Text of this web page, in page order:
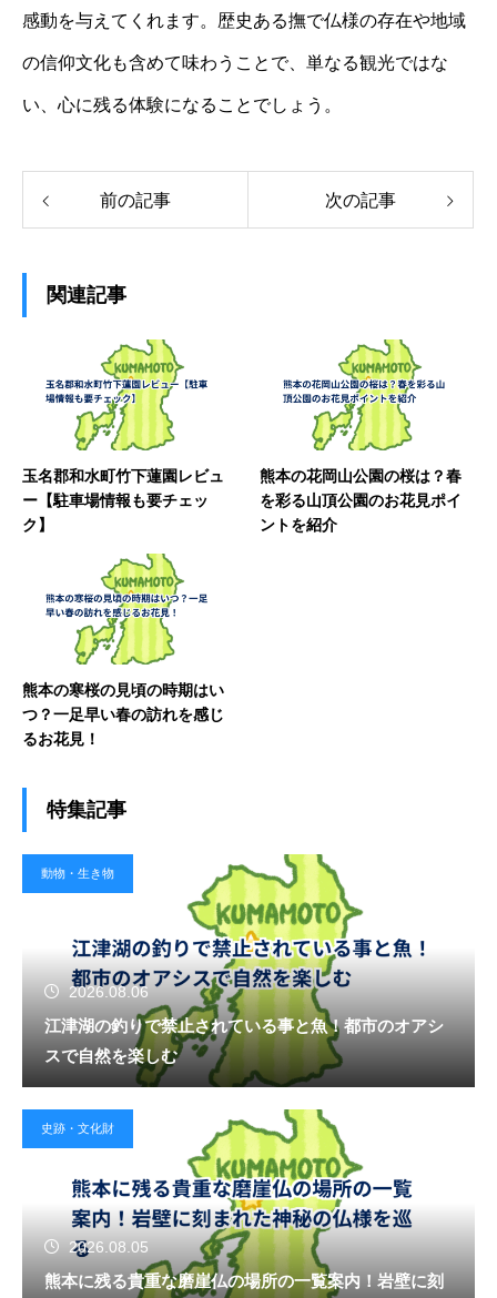
感動を与えてくれます。歴史ある撫で仏様の存在や地域
の信仰文化も含めて味わうことで、単なる観光ではな
い、心に残る体験になることでしょう。
前の記事 次の記事
関連記事
玉名郡和水町竹下蓮園レビュ
ー【駐車場情報も要チェッ
ク】
熊本の花岡山公園の桜は？春
を彩る山頂公園のお花見ポイ
ントを紹介
熊本の寒桜の見頃の時期はい
つ？一足早い春の訪れを感じ
るお花見！
特集記事
動物・生き物
2026.08.06
江津湖の釣りで禁止されている事と魚！都市のオアシ
スで自然を楽しむ
史跡・文化財
2026.08.05
熊本に残る貴重な磨崖仏の場所の一覧案内！岩壁に刻